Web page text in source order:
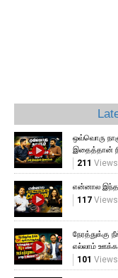
ஒவ்வொரு
இதைத்தான்
211 Views
என்னால இந்த
117Views
நேரத்துக்கு
எல்லாம்
101 Views